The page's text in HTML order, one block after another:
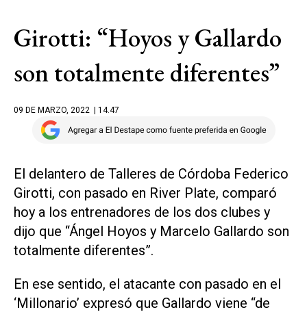
Girotti: “Hoyos y Gallardo
son totalmente diferentes”
09 DE MARZO, 2022 | 14.47
El delantero de Talleres de Córdoba Federico
Girotti, con pasado en River Plate, comparó
hoy a los entrenadores de los dos clubes y
dijo que “Ángel Hoyos y Marcelo Gallardo son
totalmente diferentes”.
En ese sentido, el atacante con pasado en el
‘Millonario’ expresó que Gallardo viene “de